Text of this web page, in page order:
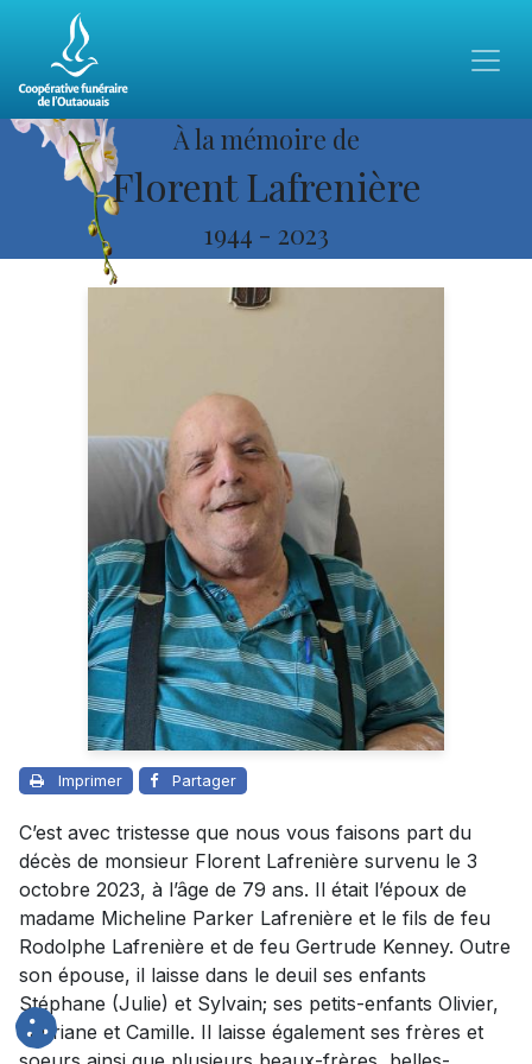
À la mémoire de
Florent Lafrenière
1944 - 2023
Imprimer Partager
C’est avec tristesse que nous vous faisons part du
décès de monsieur Florent Lafrenière survenu le 3
octobre 2023, à l’âge de 79 ans. Il était l’époux de
madame Micheline Parker Lafrenière et le fils de feu
Rodolphe Lafrenière et de feu Gertrude Kenney. Outre
son épouse, il laisse dans le deuil ses enfants
Stéphane (Julie) et Sylvain; ses petits-enfants Olivier,
Lauriane et Camille. Il laisse également ses frères et